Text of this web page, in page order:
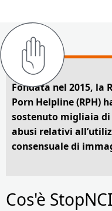
Fondata nel 2015, la
Porn Helpline (RPH)
sostenuto migliaia
abusi relativi
consensuale di
Cos'è